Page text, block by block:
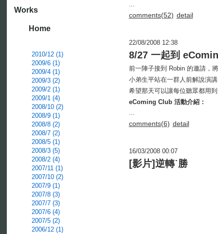
Works
Home
2010/12 (1)
2009/6 (1)
2009/4 (1)
2009/3 (2)
2009/2 (1)
2009/1 (4)
2008/10 (2)
2008/9 (1)
2008/8 (2)
2008/7 (2)
2008/5 (1)
2008/3 (5)
2008/2 (4)
2007/11 (1)
2007/10 (2)
2007/9 (1)
2007/8 (3)
2007/7 (3)
2007/6 (4)
2007/5 (2)
2006/12 (1)
...
comments(52) detail
22/08/2008 12:38
8/27 一起到
前一陣子接到 Robin 的邀請，
小弟生平站在一群人前解說演
希望那天可以讓每位聽眾都用
eComing Club 活動介紹：
...
comments(6) detail
16/03/2008 00:07
[影片]逆轉˙勝